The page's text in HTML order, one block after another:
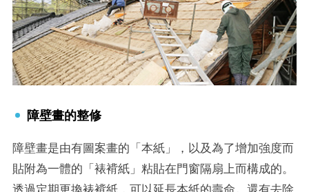
障壁畫的整修
障壁畫是由有圖案畫的「本紙」，以及為了增加強度而
貼附為一體的「裱褙紙」粘貼在門窗隔扇上而構成的。
透過定期更換裱褙紙，可以延長本紙的壽命。還有去除